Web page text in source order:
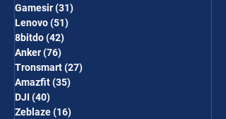
Gamesir(31)
Lenovo(51)
8bitdo(42)
Anker(76)
Tronsmart(27)
Amazfit(35)
DJI (40)
Zeblaze(16)